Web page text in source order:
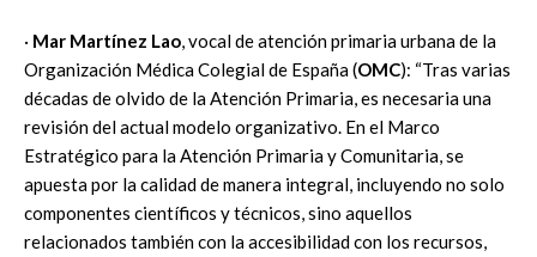
· Mar Martínez Lao, vocal de atención primaria urbana de la
Organización Médica Colegial de España (OMC): “Tras varias
décadas de olvido de la Atención Primaria, es necesaria una
revisión del actual modelo organizativo. En el Marco
Estratégico para la Atención Primaria y Comunitaria, se
apuesta por la calidad de manera integral, incluyendo no solo
componentes científicos y técnicos, sino aquellos
relacionados también con la accesibilidad con los recursos,